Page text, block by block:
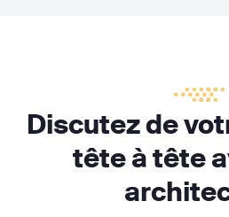
Discutez de
tête à tête